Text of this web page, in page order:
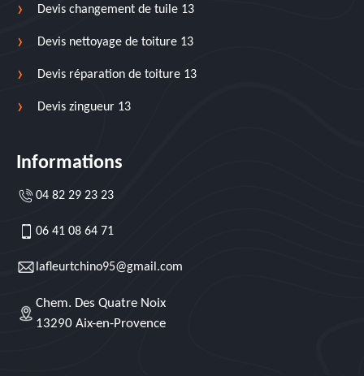
Devis changement de tuile 13
Devis nettoyage de toiture 13
Devis réparation de toiture 13
Devis zingueur 13
Informations
04 82 29 23 23
06 41 08 64 71
lafleurtchino95@gmail.com
Chem. Des Quatre Noix
13290 Aix-en-Provence